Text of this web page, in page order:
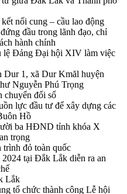
nối cung – cầu lao động
đầu trong lãnh đạo, chỉ
hành chính
lệ Đảng Đại hội XIV làm việc
Dur 1, xã Dur Kmăl huyện
Nguyễn Phú Trọng
chuyển đổi số
lực đầu tư để xây dựng các
Hồ
ba HĐND tỉnh khóa X
trọng
đỏ toàn quốc
tại Đắk Lắk diễn ra an
Lắk
tổ chức thành công Lễ hội